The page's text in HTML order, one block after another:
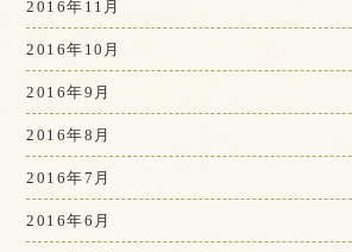
2016年11月
2016年10月
2016年9月
2016年8月
2016年7月
2016年6月